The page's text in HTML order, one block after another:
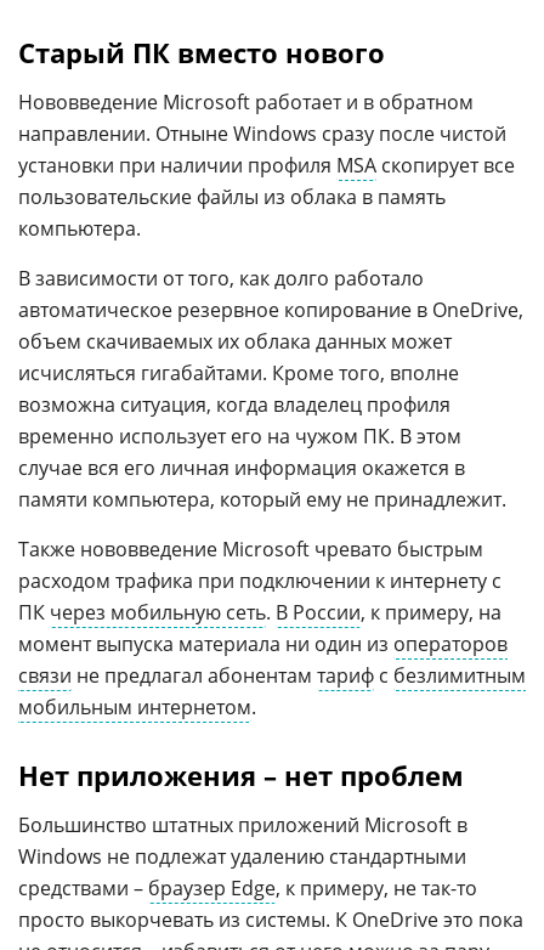
Старый ПК вместо нового
Нововведение Microsoft работает и в обратном
направлении. Отныне Windows сразу после чистой
установки при наличии профиля MSA скопирует все
пользовательские файлы из облака в память
компьютера.
В зависимости от того, как долго работало
автоматическое резервное копирование в OneDrive,
объем скачиваемых их облака данных может
исчисляться гигабайтами. Кроме того, вполне
возможна ситуация, когда владелец профиля
временно использует его на чужом ПК. В этом
случае вся его личная информация окажется в
памяти компьютера, который ему не принадлежит.
Также нововведение Microsoft чревато быстрым
расходом трафика при подключении к интернету с
ПК через мобильную сеть. В России, к примеру, на
момент выпуска материала ни один из операторов
связи не предлагал абонентам тариф с безлимитным
мобильным интернетом.
Нет приложения – нет проблем
Большинство штатных приложений Microsoft в
Windows не подлежат удалению стандартными
средствами – браузер Edge, к примеру, не так-то
просто выкорчевать из системы. К OneDrive это пока